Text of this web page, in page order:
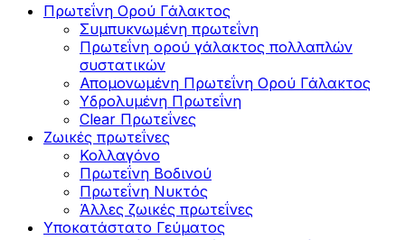
Πρωτεΐνη Ορού Γάλακτος
Συμπυκνωμένη πρωτεΐνη
Πρωτεΐνη ορού γάλακτος πολλαπλών
συστατικών
Απομονωμένη Πρωτεΐνη Ορού Γάλακτος
Υδρολυμένη Πρωτεΐνη
Clear Πρωτεΐνες
Ζωικές πρωτεΐνες
Κολλαγόνο
Πρωτεΐνη Βοδινού
Πρωτεΐνη Νυκτός
Άλλες ζωικές πρωτεΐνες
Υποκατάστατο Γεύματος